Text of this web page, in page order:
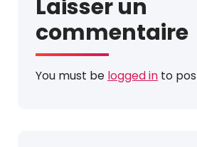
Laisser un
commentaire
You must be logged in to